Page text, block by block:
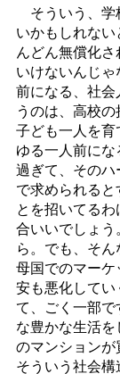
そういう、学
いかもしれな
んどん無償化
いけないんじ
前になる、社
うのは、高校
子ども一人を
ゆる一人前に
過ぎて、その
で求められる
とを招いてる
合いいでしょ
ら。でも、そ
母国でのマー
安も悪化して
て、ごく一部
な豊かな生活
のマンションが
そういう社会